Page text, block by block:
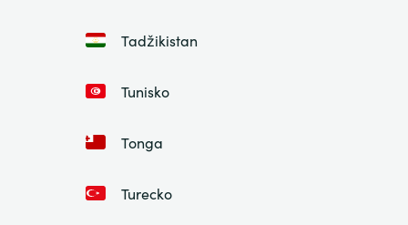
Tadžikistan
Tunisko
Tonga
Turecko